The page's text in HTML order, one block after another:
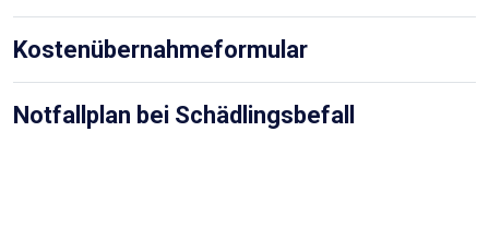
Kostenübernahmeformular
Notfallplan bei Schädlingsbefall